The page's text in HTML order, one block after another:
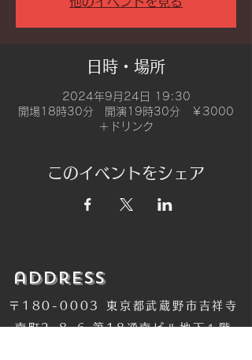
日時・場所
2024年9月24日 19:30
開場18時30分 開演19時30分 ￥3000
＋ドリンク
このイベントをシェア
​address
〒180-0003 東京都武蔵野市吉祥寺
南町2-8-6 第18通南ビル地下１階